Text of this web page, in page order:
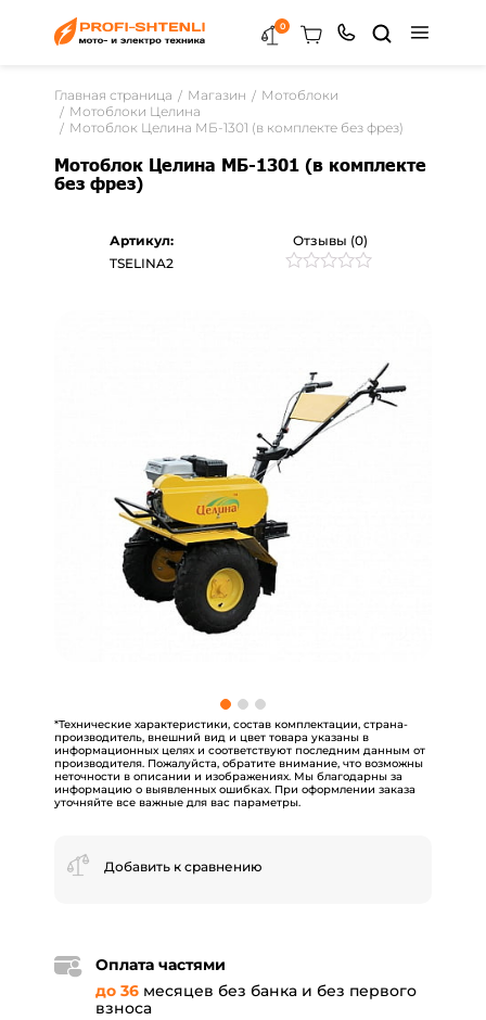
0
Главная страница Магазин
Мотоблоки
Мотоблоки Целина
Мотоблок Целина МБ-1301 (в комплекте без фрез)
Мотоблок Целина МБ-1301 (в комплекте
без фрез)
Отзывы (0)
основе
опроса
пользователей
Артикул:
TSELINA2
*Технические характеристики, состав комплектации, страна-
производитель, внешний вид и цвет товара указаны в
информационных целях и соответствуют последним данным от
производителя. Пожалуйста, обратите внимание, что возможны
неточности в описании и изображениях. Мы благодарны за
информацию о выявленных ошибках. При оформлении заказа
уточняйте все важные для вас параметры.
Добавить к сравнению
Оплата частями
до 36 месяцев без банка и без первого
взноса